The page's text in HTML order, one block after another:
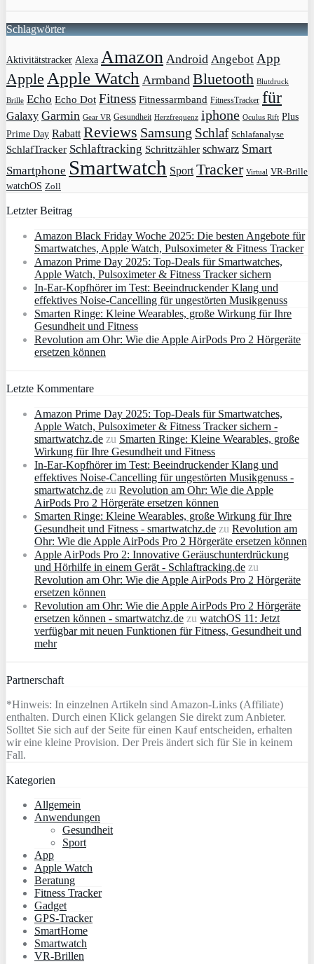
Schlagwörter
Aktivitätstracker Alexa Amazon Android Angebot App
Apple Apple Watch Armband Bluetooth Blutdruck
Brille Echo Echo Dot Fitness Fitnessarmband FitnessTracker für
Galaxy Garmin Gear VR Gesundheit Herzfrequenz iphone Oculus Rift Plus
Prime Day Rabatt Reviews Samsung Schlaf Schlafanalyse
SchlafTracker Schlaftracking Schrittzähler schwarz Smart
Smartphone Smartwatch Sport Tracker Virtual VR-Brille
watchOS Zoll
Letzter Beitrag
Amazon Black Friday Woche 2025: Die besten Angebote für
Smartwatches, Apple Watch, Pulsoximeter & Fitness Tracker
Amazon Prime Day 2025: Top-Deals für Smartwatches,
Apple Watch, Pulsoximeter & Fitness Tracker sichern
In-Ear-Kopfhörer im Test: Beeindruckender Klang und
effektives Noise-Cancelling für ungestörten Musikgenuss
Smarten Ringe: Kleine Wearables, große Wirkung für Ihre
Gesundheit und Fitness
Revolution am Ohr: Wie die Apple AirPods Pro 2 Hörgeräte
ersetzen können
Letzte Kommentare
Amazon Prime Day 2025: Top-Deals für Smartwatches,
Apple Watch, Pulsoximeter & Fitness Tracker sichern -
smartwatchz.de zu Smarten Ringe: Kleine Wearables, große
Wirkung für Ihre Gesundheit und Fitness
In-Ear-Kopfhörer im Test: Beeindruckender Klang und
effektives Noise-Cancelling für ungestörten Musikgenuss -
smartwatchz.de zu Revolution am Ohr: Wie die Apple
AirPods Pro 2 Hörgeräte ersetzen können
Smarten Ringe: Kleine Wearables, große Wirkung für Ihre
Gesundheit und Fitness - smartwatchz.de zu Revolution am
Ohr: Wie die Apple AirPods Pro 2 Hörgeräte ersetzen können
Apple AirPods Pro 2: Innovative Geräuschunterdrückung
und Hörhilfe in einem Gerät - Schlaftracking.de zu
Revolution am Ohr: Wie die Apple AirPods Pro 2 Hörgeräte
ersetzen können
Revolution am Ohr: Wie die Apple AirPods Pro 2 Hörgeräte
ersetzen können - smartwatchz.de zu watchOS 11: Jetzt
verfügbar mit neuen Funktionen für Fitness, Gesundheit und
mehr
Partnerschaft
*Hinweis: In einzelnen Artikeln sind Amazon-Links (Affiliate)
enthalten. Durch einen Klick gelangen Sie direkt zum Anbieter.
Solltet Sie sich auf der Seite für einen Kauf entscheiden, erhalten
wir eine kleine Provision. Der Preis ändert sich für Sie in keinem
Fall.
Kategorien
Allgemein
Anwendungen
Gesundheit
Sport
App
Apple Watch
Beratung
Fitness Tracker
Gadget
GPS-Tracker
SmartHome
Smartwatch
VR-Brillen